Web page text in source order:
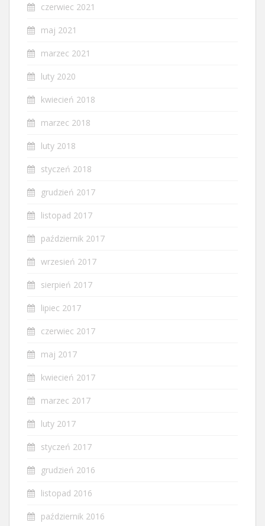
czerwiec 2021
maj 2021
marzec 2021
luty 2020
kwiecień 2018
marzec 2018
luty 2018
styczeń 2018
grudzień 2017
listopad 2017
październik 2017
wrzesień 2017
sierpień 2017
lipiec 2017
czerwiec 2017
maj 2017
kwiecień 2017
marzec 2017
luty 2017
styczeń 2017
grudzień 2016
listopad 2016
październik 2016